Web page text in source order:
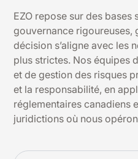
EZO repose sur des
gouvernance rigoureuses,
décision s’aligne avec les
plus strictes. Nos équipes
et de gestion des risques
et la responsabilité, en
réglementaires canadiens
juridictions où nous